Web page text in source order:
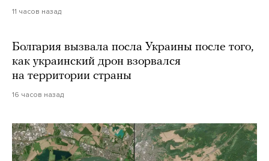
11 часов назад
Болгария вызвала посла Украины после того,
как украинский дрон взорвался
на территории страны
16 часов назад